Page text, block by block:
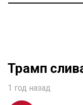
Трамп
1 год назад